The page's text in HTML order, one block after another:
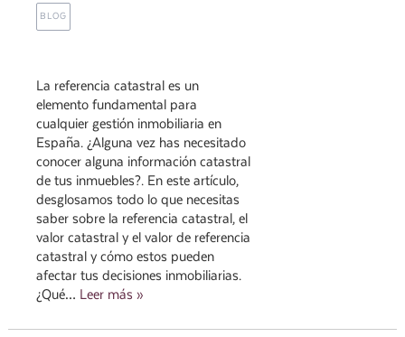
BLOG
La referencia catastral es un
elemento fundamental para
cualquier gestión inmobiliaria en
España. ¿Alguna vez has necesitado
conocer alguna información catastral
de tus inmuebles?. En este artículo,
desglosamos todo lo que necesitas
saber sobre la referencia catastral, el
valor catastral y el valor de referencia
catastral y cómo estos pueden
afectar tus decisiones inmobiliarias.
¿Qué… Leer más »